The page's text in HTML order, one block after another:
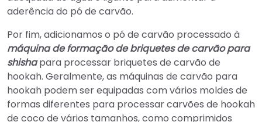
aderência do pó de carvão.
Por fim, adicionamos o pó de carvão processado à
máquina de formação de briquetes de carvão para
shishapara processar briquetes de carvão de
hookah. Geralmente, as máquinas de carvão para
hookah podem ser equipadas com vários moldes de
formas diferentes para processar carvões de hookah
de coco de vários tamanhos, como comprimidos